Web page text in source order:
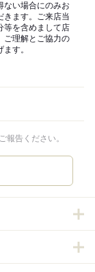
ない場合にのみお
きます。ご来店当
等を含めまして店
ご理解とご協力の
す。
告ください。